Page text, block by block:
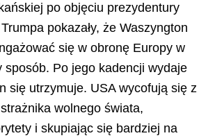
po objęciu prezydentury
pokazały, że Waszyngton
się w obronę Europy w
sposób. Po jego kadencji wydaje
się utrzymuje. USA wycofują się z
wolnego świata,
i skupiając się bardziej na